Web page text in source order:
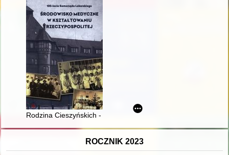
Rodzina Cieszyńskich - sylwetki farmaceuty, światowej sławy
ROCZNIK 2023